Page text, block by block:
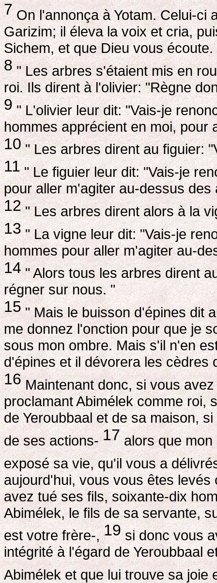
7On l'annonça à Yotam. Celui-ci
Garizim; il éleva la voix et cria,
Sichem, et que Dieu vous écoute.
8" Les arbres s'étaient mis en
roi. Ils dirent à l'olivier: "Règne
9" L'olivier leur dit: "Vais-je
hommes apprécient en moi, pour
10" Les arbres dirent au figuier:
11" Le figuier leur dit: "Vais-je
pour aller m'agiter au-dessus des
12" Les arbres dirent alors à la
13" La vigne leur dit: "Vais-je
hommes pour aller m'agiter au-
14" Alors tous les arbres dirent
régner sur nous. "
15" Mais le buisson d'épines dit
me donnez l'onction pour que je
sous mon ombre. Mais s'il n'en
d'épines et il dévorera les cèdres
16Maintenant donc, si vous
proclamant Abimélek comme roi,
de Yeroubbaal et de sa maison,
de ses actions-17alors que mon
exposé sa vie, qu'il vous a
aujourd'hui, vous vous êtes
avez tué ses fils, soixante-dix
Abimélek, le fils de sa servante,
est votre frère-,19si donc vous
intégrité à l'égard de Yeroubbaal
Abimélek et que lui trouve sa joie